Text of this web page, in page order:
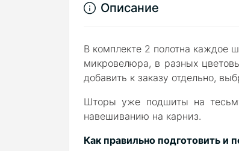
Описание
В комплекте 2 полотна каждое
микровелюра, в разных
добавить к заказу отдельно,
Шторы уже подшиты на
навешиванию на карниз.
Как правильно подготовить и